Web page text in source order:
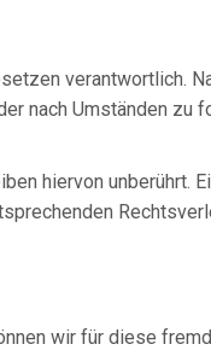
verantwortlich.
nach Umständen zu
hiervon unberührt.
wir für diese